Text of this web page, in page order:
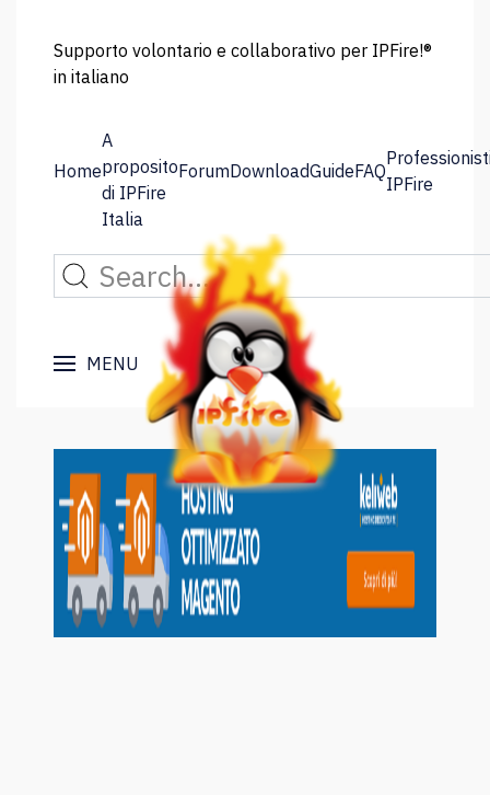
Supporto volontario e collaborativo per IPFire!®
in italiano
Home
A
proposito
di IPFire
Italia
ForumDownloadGuideFAQ
IPFire
MENU